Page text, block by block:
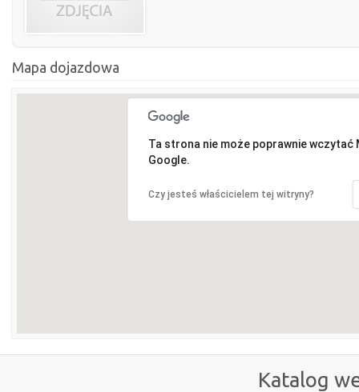
Mapa dojazdowa
Ta strona nie może poprawnie wczytać
Google.
Czy jesteś właścicielem tej witryny?
Katalog